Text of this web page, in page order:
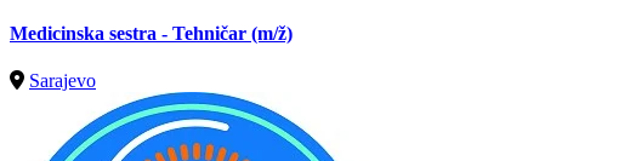
Medicinska sestra - Tehničar (m/ž)
Sarajevo